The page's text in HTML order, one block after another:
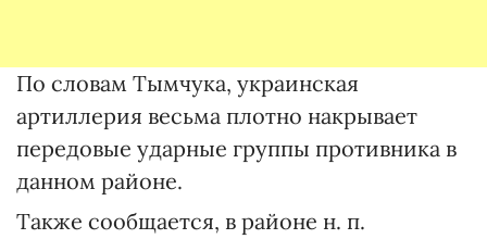
По словам Тымчука, украинская
артиллерия весьма плотно накрывает
передовые ударные группы противника в
данном районе.
Также сообщается, в районе н. п.